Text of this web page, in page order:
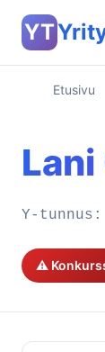
YT
Etusivu
Lani
Y-tunnus:
⚠️